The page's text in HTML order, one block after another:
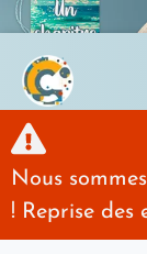
Nous
! Reprise des